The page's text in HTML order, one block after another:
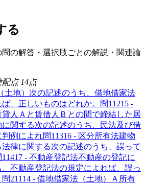
る
の解答・選択肢ごとの解説・関連論
配点14点
土地） 次の記述のうち、借地借家法
、正しいものはどれか。
問11215 -
貸人Ａと賃借人Ｂとの間で締結した居
関する次の記述のうち、民法及び借
例によれ問11316 - 区分所有法建物
律に関する次の記述のうち、誤って
11417 - 不動産登記法不動産の登記に
不動産登記法の規定によれば、誤っ
問21114 - 借地借家法（土地）
Ａ所有